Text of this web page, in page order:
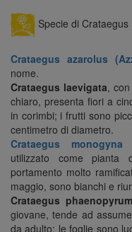
Specie di Crataegus
Crataegus azarolus
nome.
Crataegus laevigata,
chiaro, presenta fiori a
in corimbi; i frutti sono
centimetro di diametro.
Crataegus monogyna
utilizzato come pianta
portamento molto
maggio, sono bianchi e
Crataegus phaenopyrum
giovane, tende ad
da adulto; le foglie sono